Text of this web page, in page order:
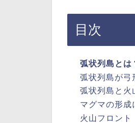
目次
弧状列島とは
弧状列島が弓
弧状列島と火
マグマの形成
火山フロント